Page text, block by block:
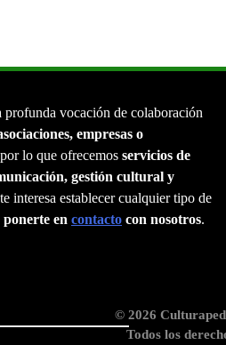
profunda vocación de colaboración
empresas o
lo que ofrecemos servicios de
gestión cultural y
interesa establecer cualquier tipo de
ponerte en contacto con nosotros.
© 2026
Todos los